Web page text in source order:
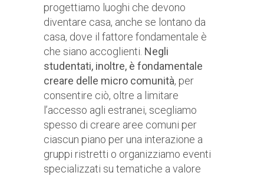
progettiamo luoghi che devono
diventare casa, anche se lontano da
casa, dove il fattore fondamentale è
che siano accoglienti. Negli
studentati, inoltre, è fondamentale
creare delle micro comunità, per
consentire ciò, oltre a limitare
l’accesso agli estranei, scegliamo
spesso di creare aree comuni per
ciascun piano per una interazione a
gruppi ristretti o organizziamo eventi
specializzati su tematiche a valore